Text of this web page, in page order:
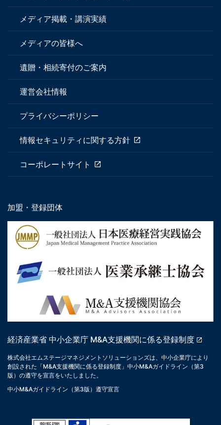
メディア掲載・講演実績
メディアの皆様へ
遺贈・相続寄付のご案内
運営会社情報
プライバシーポリシー
情報セキュリティに関する方針
コーポレートサイト
加盟・登録団体
経済産業省 中小企業庁 M&A支援機関に係る登録制度
株式会社エムステージマネジメントソリューションズは、中小企業庁により
創設された「M&A支援機関に係る登録制度」中小M&Aガイドライン（第3
版）の遵守を宣言をいたしました。
中小M&Aガイドライン（第3版）遵守宣言